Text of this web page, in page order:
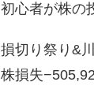
初心者が株の
損切り祭り&
株損失